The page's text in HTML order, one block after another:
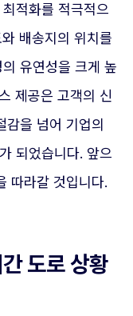
적화를 적극적으
배송지의 위치를
유연성을 크게 높
제공은 고객의 신
을 넘어 기업의
되었습니다. 앞으
따라갈 것입니다.
도로 상황